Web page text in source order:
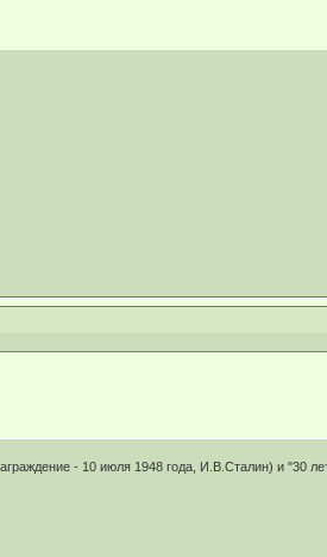
- 10 июля 1948 года, И.В.Сталин) и "30